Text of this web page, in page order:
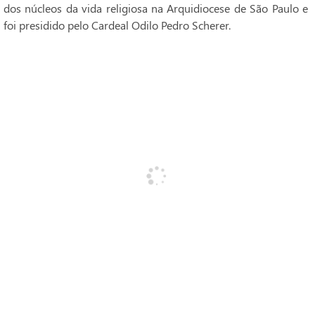
dos núcleos da vida religiosa na Arquidiocese de São Paulo e
foi presidido pelo Cardeal Odilo Pedro Scherer.